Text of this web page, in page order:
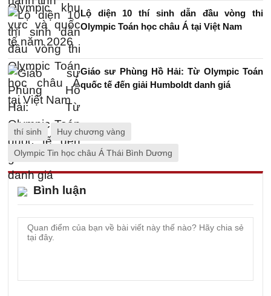
Lộ diện 10 thí sinh dẫn đầu vòng thi
Olympic Toán học châu Á tại Việt Nam
Giáo sư Phùng Hồ Hải: Từ Olympic Toán
quốc tế đến giải Humboldt danh giá
thí sinh Huy chương vàng
Olympic Tin học châu Á Thái Bình Dương
Bình luận